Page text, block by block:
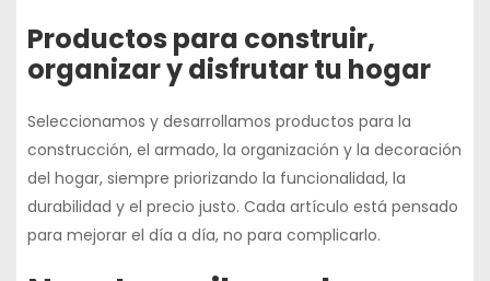
Productos para construir,
organizar y disfrutar tu hogar
Seleccionamos y desarrollamos productos para la
construcción, el armado, la organización y la decoración
del hogar, siempre priorizando la funcionalidad, la
durabilidad y el precio justo. Cada artículo está pensado
para mejorar el día a día, no para complicarlo.